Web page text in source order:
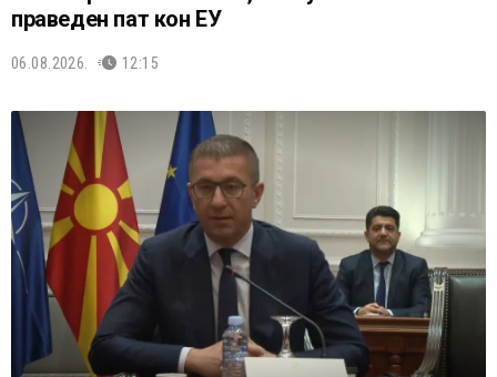
праведен пат кон ЕУ
06.08.2026. 12:15